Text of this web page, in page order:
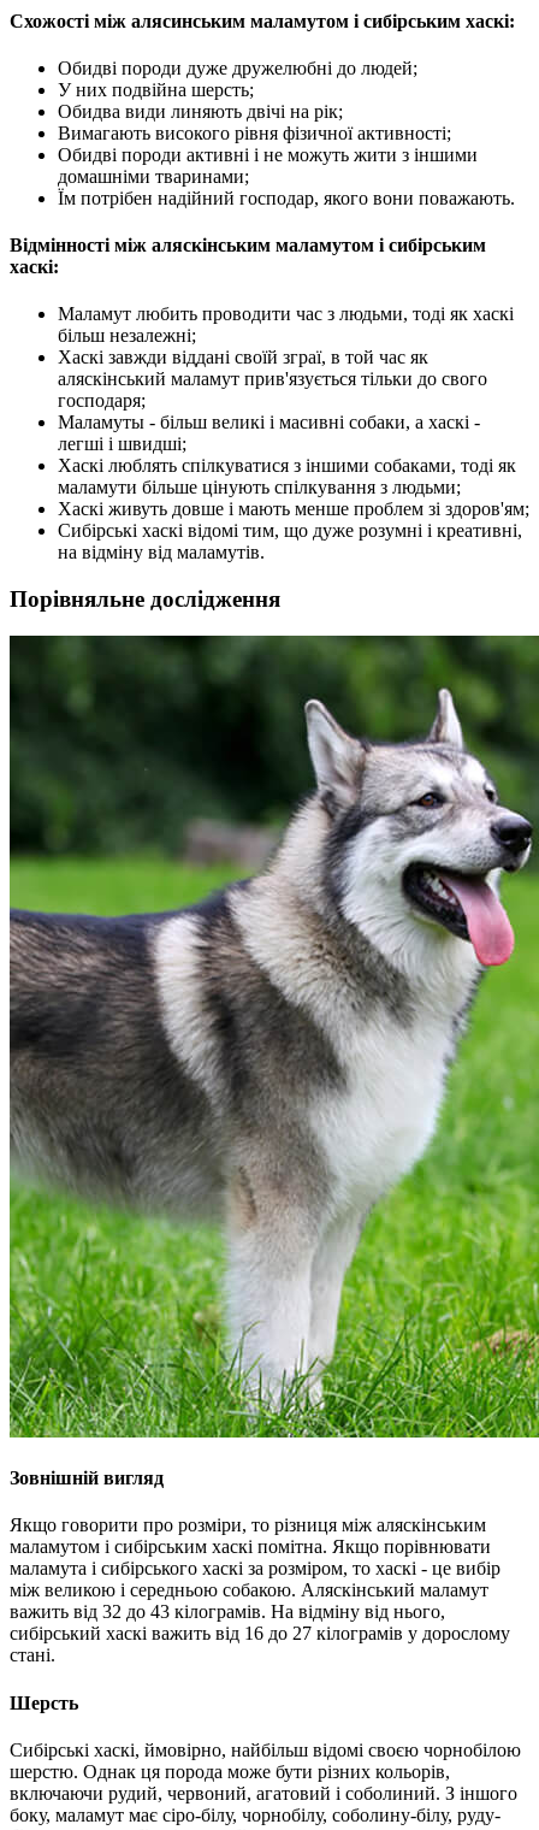
Схожості між алясинським маламутом і сибірським хаскі:
Обидві породи дуже дружелюбні до людей;
У них подвійна шерсть;
Обидва види линяють двічі на рік;
Вимагають високого рівня фізичної активності;
Обидві породи активні і не можуть жити з іншими
домашніми тваринами;
Їм потрібен надійний господар, якого вони поважають.
Відмінності між аляскінським маламутом і сибірським
хаскі:
Маламут любить проводити час з людьми, тоді як хаскі
більш незалежні;
Хаскі завжди віддані своїй зграї, в той час як
аляскінський маламут прив'язується тільки до свого
господаря;
Маламуты - більш великі і масивні собаки, а хаскі -
легші і швидші;
Хаскі люблять спілкуватися з іншими собаками, тоді як
маламути більше цінують спілкування з людьми;
Хаскі живуть довше і мають менше проблем зі здоров'ям;
Сибірські хаскі відомі тим, що дуже розумні і креативні,
на відміну від маламутів.
Порівняльне дослідження
Зовнішній вигляд
Якщо говорити про розміри, то різниця між аляскінським
маламутом і сибірським хаскі помітна. Якщо порівнювати
маламута і сибірського хаскі за розміром, то хаскі - це вибір
між великою і середньою собакою. Аляскінський маламут
важить від 32 до 43 кілограмів. На відміну від нього,
сибірський хаскі важить від 16 до 27 кілограмів у дорослому
стані.
Шерсть
Сибірські хаскі, ймовірно, найбільш відомі своєю чорнобілою
шерстю. Однак ця порода може бути різних кольорів,
включаючи рудий, червоний, агатовий і соболиний. З іншого
боку, маламут має сіро-білу, чорнобілу, соболину-білу, руду-